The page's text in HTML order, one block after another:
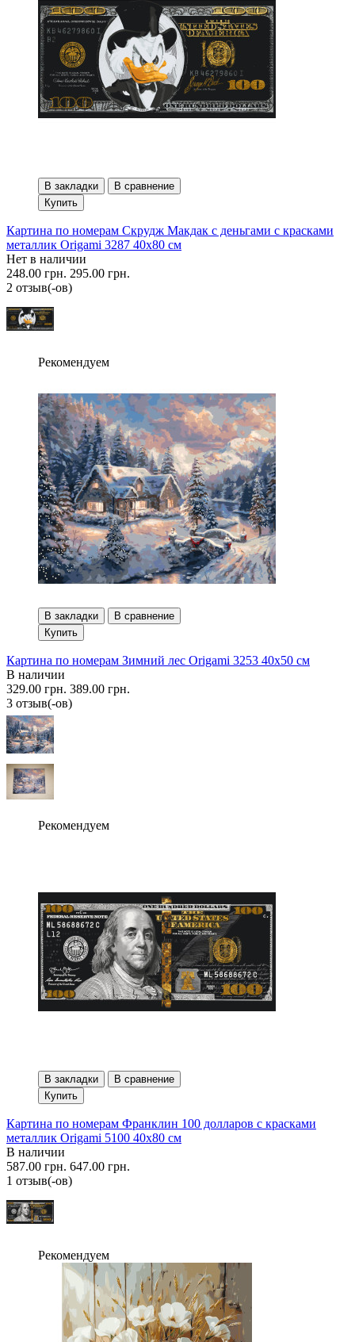
В закладки
В сравнение
Купить
Картина по номерам Скрудж Макдак с деньгами с красками
металлик Origami 3287 40x80 см
Нет в наличии
248.00 грн. 295.00 грн.
2 отзыв(-ов)
Рекомендуем
В закладки
В сравнение
Купить
Картина по номерам Зимний лес Origami 3253 40x50 см
В наличии
329.00 грн. 389.00 грн.
3 отзыв(-ов)
Рекомендуем
В закладки
В сравнение
Купить
Картина по номерам Франклин 100 долларов с красками
металлик Origami 5100 40x80 см
В наличии
587.00 грн. 647.00 грн.
1 отзыв(-ов)
Рекомендуем